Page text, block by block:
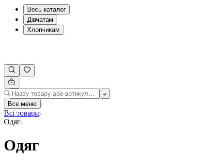
Весь каталог
Дівчатам
Хлопчикам
Все меню
Всі товари
Одяг
Одяг